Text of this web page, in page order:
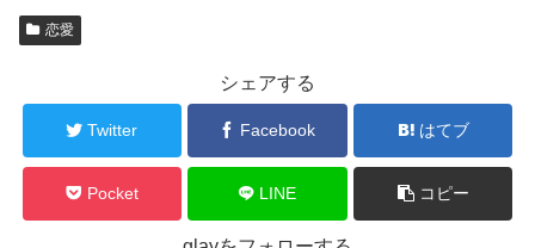
恋愛
シェアする
Twitter Facebook はてブ
Pocket LINE コピー